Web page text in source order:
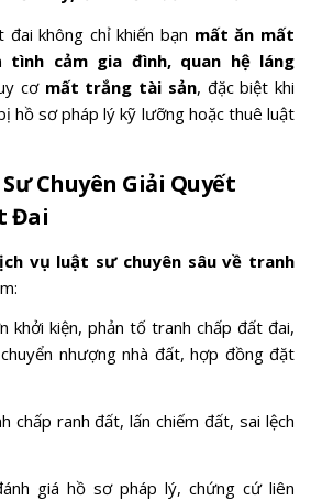
không chỉ khiến bạn mất ăn mất
tình cảm gia đình, quan hệ láng
cơ mất trắng tài sản, đặc biệt khi
hồ sơ pháp lý kỹ lưỡng hoặc thuê luật
Chuyên Giải Quyết
Đai
vụ luật sư chuyên sâu về tranh
khởi kiện, phản tố tranh chấp đất đai,
nhượng nhà đất, hợp đồng đặt
chấp ranh đất, lấn chiếm đất, sai lệch
giá hồ sơ pháp lý, chứng cứ liên